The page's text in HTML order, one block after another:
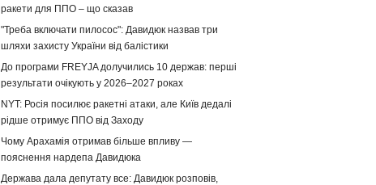
ракети для ППО – що сказав
"Треба включати пилосос": Давидюк назвав три
шляхи захисту України від балістики
До програми FREYJA долучились 10 держав: перші
результати очікують у 2026–2027 роках
NYT: Росія посилює ракетні атаки, але Київ дедалі
рідше отримує ППО від Заходу
Чому Арахамія отримав більше впливу —
пояснення нардепа Давидюка
Держава дала депутату все: Давидюк розповів,